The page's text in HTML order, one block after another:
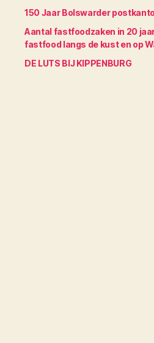
150 Jaar Bolswarder
Aantal fastfoodzaken in 20
fastfood langs de kust en op
DE LUTS BIJ KIPPENBURG